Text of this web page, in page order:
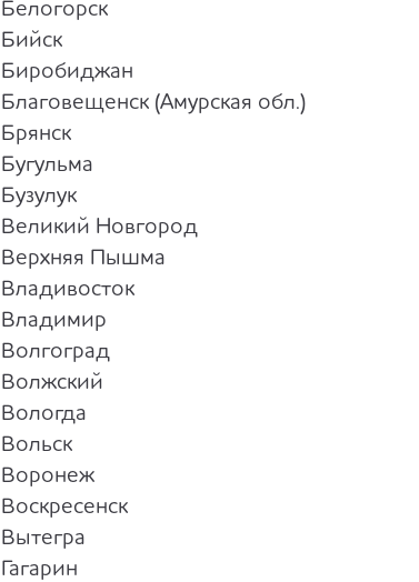
Белогорск
Бийск
Биробиджан
Благовещенск (Амурская обл.)
Брянск
Бугульма
Бузулук
Великий Новгород
Верхняя Пышма
Владивосток
Владимир
Волгоград
Волжский
Вологда
Вольск
Воронеж
Воскресенск
Вытегра
Гагарин